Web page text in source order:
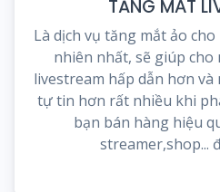
TĂNG MẮT
Là dịch vụ tăng mắt ảo
nhiên nhất, sẽ giúp cho
livestream hấp dẫn hơn
tự tin hơn rất nhiều khi
bạn bán hàng hiệu
streamer,shop...